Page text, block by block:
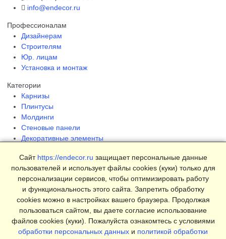
info@endecor.ru
Профессионалам
Дизайнерам
Строителям
Юр. лицам
Установка и монтаж
Категории
Карнизы
Плинтусы
Молдинги
Стеновые панели
Декоративные элементы
Страницы
Интерьеры
Блог
Магазин
Условия продаж
Сайт https://endecor.ru защищает персональные данные
пользователей и использует файлы cookies (куки) только для
персонализации сервисов, чтобы оптимизировать работу
и функциональность этого сайта. Запретить обработку
cookies можно в настройках вашего браузера. Продолжая
пользоваться сайтом, вы даете согласие использование
файлов cookies (куки). Пожалуйста ознакомтесь с условиями
обработки персональных данных и политикой обработки